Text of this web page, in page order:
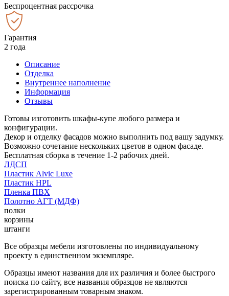
Беспроцентная рассрочка
Гарантия
2 года
Описание
Отделка
Внутреннее наполнение
Информация
Отзывы
Готовы изготовить шкафы-купе любого размера и
конфигурации.
Декор и отделку фасадов можно выполнить под вашу задумку.
Возможно сочетание нескольких цветов в одном фасаде.
Бесплатная сборка в течение 1-2 рабочих дней.
ЛДСП
Пластик Alvic Luxe
Пластик HPL
Пленка ПВХ
Полотно АГТ (МДФ)
полки
корзины
штанги
Все образцы мебели изготовлены по индивидуальному
проекту в единственном экземпляре.
Образцы имеют названия для их различия и более быстрого
поиска по сайту, все названия образцов не являются
зарегистрированным товарным знаком.